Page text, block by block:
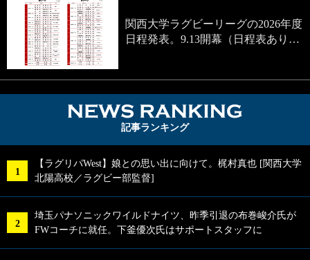
関西大学ラグビーリーグの2026年度
日程発表。9.13開幕（日程表あり…
記事ランキング
【ラグリパWest】娘との思い出に向けて。梶村真也 [関西大学
北陽高校／ラグビー部監督]
埼玉パナソニックワイルドナイツ、昨季引退の布巻峻介氏が
FWコーチに就任。下釜優次氏はサポートスタッフに